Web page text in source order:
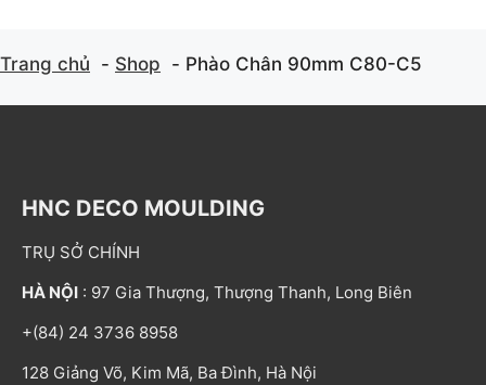
Trang chủ Shop Phào Chân 90mm C80-C5
HNC DECO MOULDING
TRỤ SỞ CHÍNH
HÀ NỘI : 97 Gia Thượng, Thượng Thanh, Long Biên
+(84) 24 3736 8958
128 Giảng Võ, Kim Mã, Ba Đình, Hà Nội